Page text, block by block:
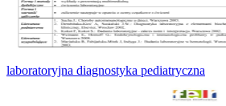
laboratoryjna diagnostyka pediatryczna